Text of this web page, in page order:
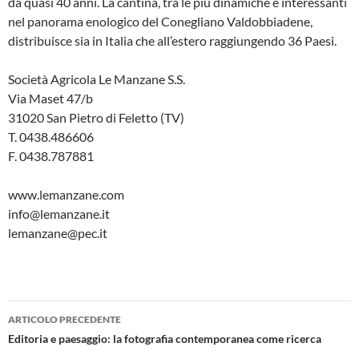
nel panorama enologico del Conegliano Valdobbiadene,
distribuisce sia in Italia che all’estero raggiungendo 36 Paesi.
Società Agricola Le Manzane S.S.
Via Maset 47/b
31020 San Pietro di Feletto (TV)
T. 0438.486606
F. 0438.787881
www.lemanzane.com
info@lemanzane.it
lemanzane@pec.it
Navigazione
articolo
ARTICOLO PRECEDENTE
Editoria e paesaggio: la fotografia contemporanea come ricerca